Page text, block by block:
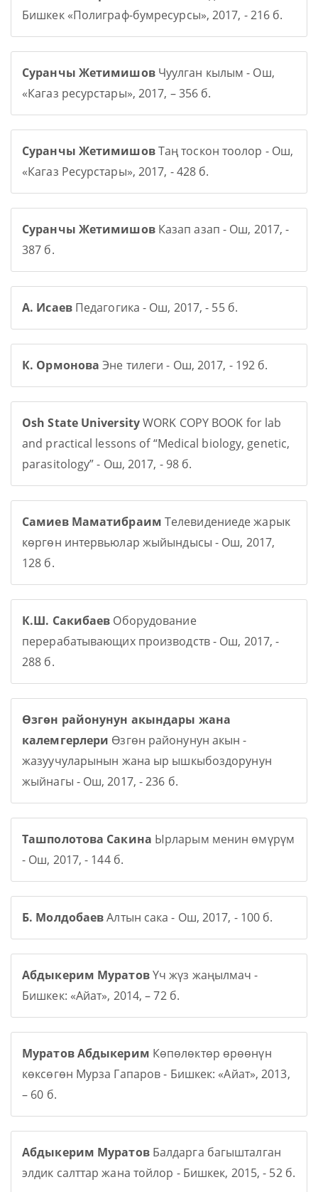
Бишкек «Полиграф-бумресурсы», 2017, - 216 б.
Суранчы ЖетимишовЧуулган кылым - Ош,
«Кагаз ресурстары», 2017, – 356 б.
Суранчы ЖетимишовТаң тоскон тоолор - Ош,
«Кагаз Ресурстары», 2017, - 428 б.
Суранчы ЖетимишовКазап азап - Ош, 2017, -
387 б.
А. ИсаевПедагогика - Ош, 2017, - 55 б.
К. Ормонова Эне тилеги - Ош, 2017, - 192 б.
Osh State UniversityWORK COPY BOOK for lab
and practical lessons of “Medical biology, genetic,
parasitology” - Ош, 2017, - 98 б.
Самиев Маматибраим Телевидениеде жарык
көргөн интервьюлар жыйындысы - Ош, 2017,
128 б.
К.Ш. Сакибаев Оборудование
перерабатывающих производств - Ош, 2017, -
288 б.
Өзгөн районунун акындары жана
калемгерлери Өзгөн районунун акын -
жазуучуларынын жана ыр ышкыбоздорунун
жыйнагы - Ош, 2017, - 236 б.
Ташполотова Сакина Ырларым менин өмүрүм
- Ош, 2017, - 144 б.
Б. МолдобаевАлтын сака - Ош, 2017, - 100 б.
Абдыкерим МуратовҮч жүз жаңылмач -
Бишкек: «Айат», 2014, – 72 б.
Муратов Абдыкерим Көпөлөктөр өрөөнүн
көксөгөн Мурза Гапаров - Бишкек: «Айат», 2013,
– 60 б.
Абдыкерим МуратовБалдарга багышталган
элдик салттар жана тойлор - Бишкек, 2015, - 52 б.